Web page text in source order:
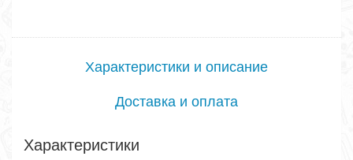
Характеристики и описание
Доставка и оплата
Характеристики